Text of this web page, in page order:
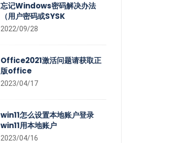
忘记Windows密码解决办法
（用户密码或SYSK
2022/09/28
Office2021激活问题请获取正
版office
2023/04/17
win11怎么设置本地账户登录
win11用本地账户
2023/04/16